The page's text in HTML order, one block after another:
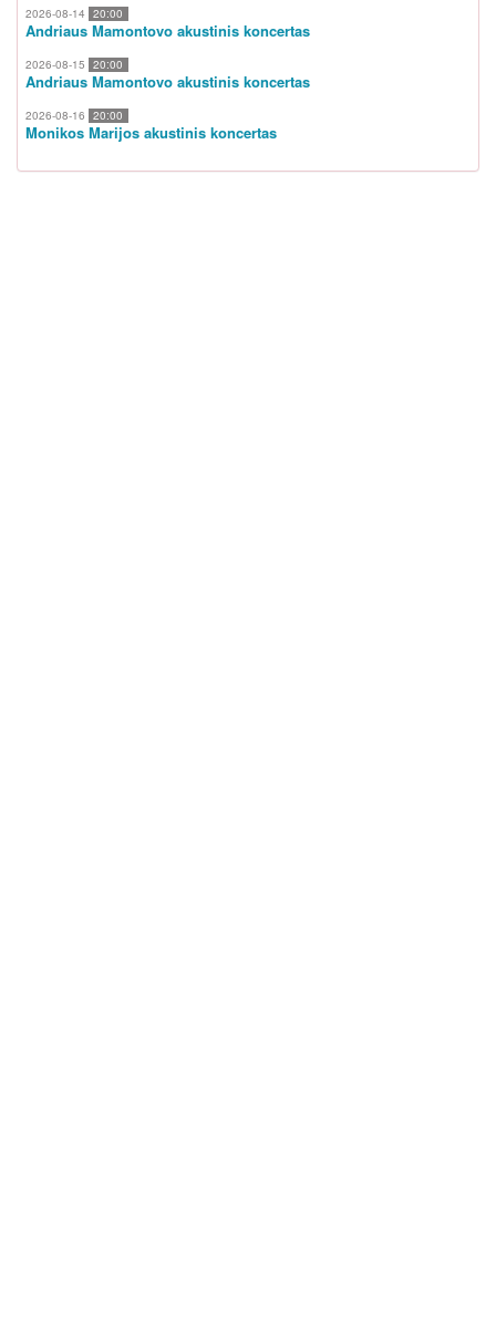
2026-08-14 20:00
Andriaus Mamontovo akustinis koncertas
2026-08-15 20:00
Andriaus Mamontovo akustinis koncertas
2026-08-16 20:00
Monikos Marijos akustinis koncertas